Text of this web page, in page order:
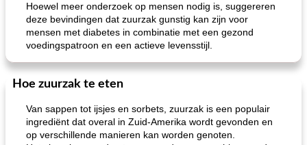
Hoewel meer onderzoek op mensen nodig is, suggereren
deze bevindingen dat zuurzak gunstig kan zijn voor
mensen met diabetes in combinatie met een gezond
voedingspatroon en een actieve levensstijl.
Hoe zuurzak te eten
Van sappen tot ijsjes en sorbets, zuurzak is een populair
ingrediënt dat overal in Zuid-Amerika wordt gevonden en
op verschillende manieren kan worden genoten.